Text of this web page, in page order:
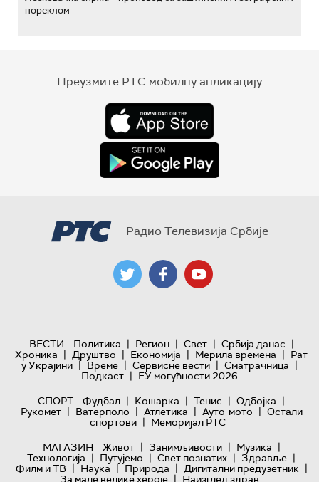
пореклом
Преузмите РТС мобилну апликацију
Радио Телевизија Србије
ВЕСТИ Политика | Регион | Свет | Србија данас |
Хроника | Друштво | Економија | Мерила времена | Рат
у Украјини | Време | Сервисне вести | Сматрачница |
Подкаст | ЕУ могућности 2026
СПОРТ
Фудбал | Кошарка | Тенис | Одбојка |
Рукомет | Ватерполо | Атлетика | Ауто-мото | Остали
спортови | Меморијал РТС
МАГАЗИН
Живот | Занимљивости | Музика |
Технологијa | Путујемо | Свет познатих | Здравље |
Филм и ТВ | Наука | Природа | Дигитални предузетник |
За мале велике хероје | Наизглед здрав